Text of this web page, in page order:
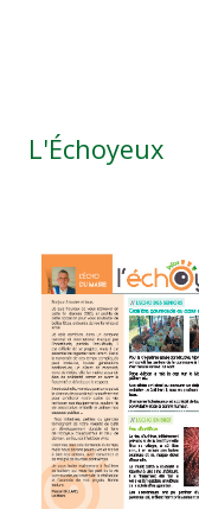
L'Échoyeux